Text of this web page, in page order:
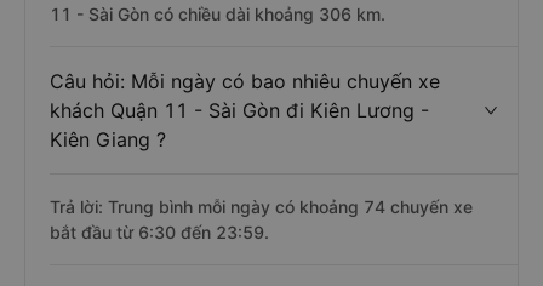
11 - Sài Gòn có chiều dài khoảng 306 km.
Câu hỏi: Mỗi ngày có bao nhiêu chuyến xe
khách Quận 11 - Sài Gòn đi Kiên Lương -
Kiên Giang ?
Trả lời: Trung bình mỗi ngày có khoảng 74 chuyến xe
bắt đầu từ 6:30 đến 23:59.